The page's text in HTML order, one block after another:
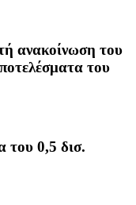
ανακοίνωση του
του
του 0,5 δισ.